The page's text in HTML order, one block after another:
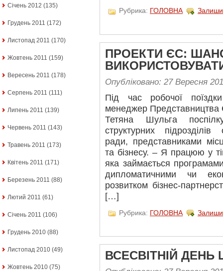
Січень 2012 (135)
Грудень 2011 (172)
Листопад 2011 (170)
Жовтень 2011 (159)
Вересень 2011 (178)
Серпень 2011 (111)
Липень 2011 (139)
Червень 2011 (143)
Травень 2011 (173)
Квітень 2011 (171)
Березень 2011 (88)
Лютий 2011 (61)
Січень 2011 (106)
Грудень 2010 (88)
Листопад 2010 (49)
Жовтень 2010 (75)
Рубрика: ГОЛОВНА
ПРОЕКТИ ЄС:
Опубліковано: 27 Вересня
Під час робочої
менеджер Представництва
Тетяна Шульга
структурних підрозділів
ради, представниками
та бізнесу. – Я працюю у
яка займається
дипломатичними чи
розвитком бізнес-
[…]
Рубрика: ГОЛОВНА
ВСЕСВІТНІЙ